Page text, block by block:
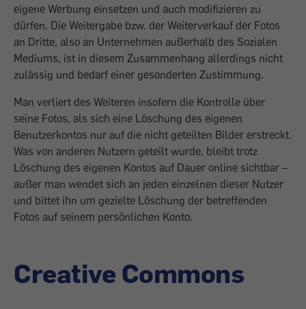
eigene Werbung einsetzen und auch modifizieren zu
dürfen. Die Weitergabe bzw. der Weiterverkauf der Fotos
an Dritte, also an Unternehmen außerhalb des Sozialen
Mediums, ist in diesem Zusammenhang allerdings nicht
zulässig und bedarf einer gesonderten Zustimmung.
Man verliert des Weiteren insofern die Kontrolle über
seine Fotos, als sich eine Löschung des eigenen
Benutzerkontos nur auf die nicht geteilten Bilder erstreckt.
Was von anderen Nutzern geteilt wurde, bleibt trotz
Löschung des eigenen Kontos auf Dauer online sichtbar –
außer man wendet sich an jeden einzelnen dieser Nutzer
und bittet ihn um gezielte Löschung der betreffenden
Fotos auf seinem persönlichen Konto.
Creative Commons